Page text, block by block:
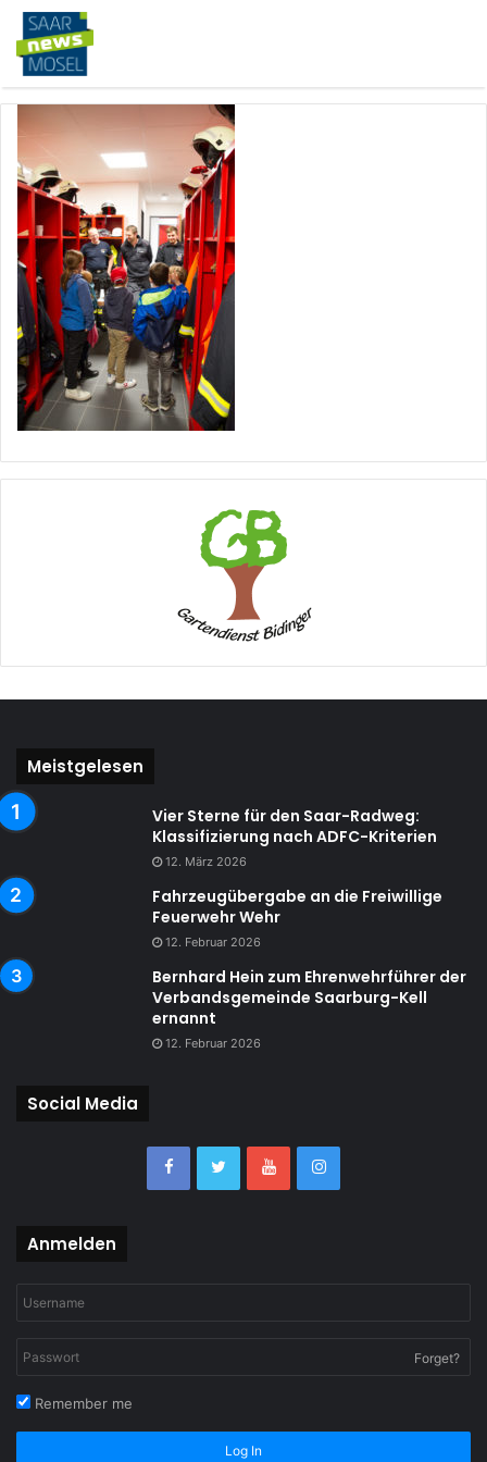
Meistgelesen
Vier Sterne für den Saar-Radweg:
Klassifizierung nach ADFC-Kriterien
12. März 2026
Fahrzeugübergabe an die Freiwillige
Feuerwehr Wehr
12. Februar 2026
Bernhard Hein zum Ehrenwehrführer der
Verbandsgemeinde Saarburg-Kell
ernannt
12. Februar 2026
Social Media
Anmelden
Forget?
Remember me
Log In